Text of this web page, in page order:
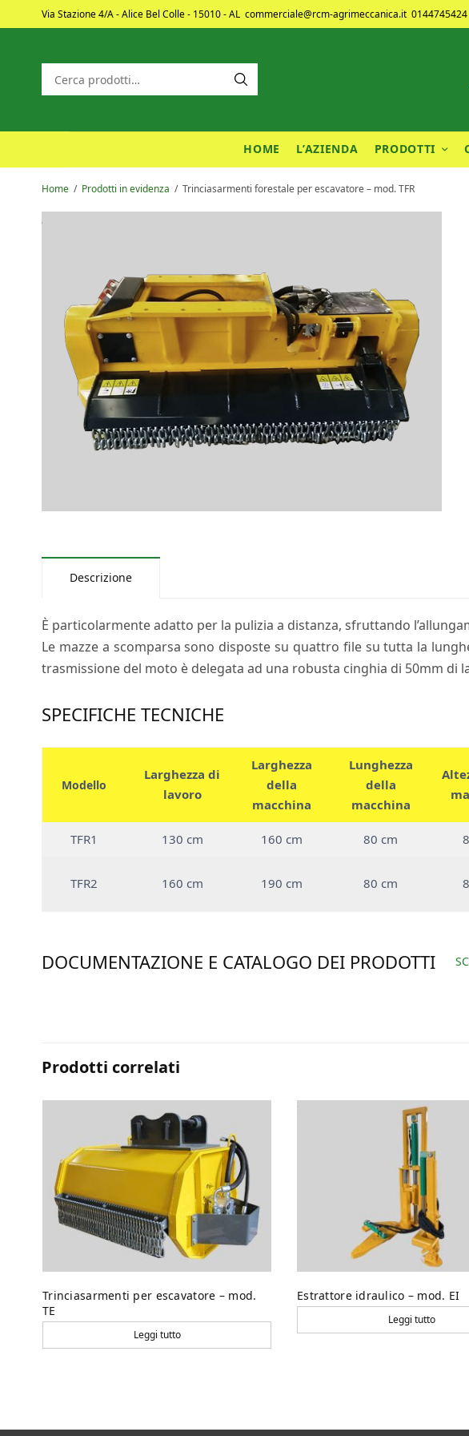
Via Stazione 4/A - Alice Bel Colle - 15010 - AL commerciale@rcm-agrimeccanica.it 0144745424
HOME L’AZIENDA PRODOTTI
Home / Prodotti in evidenza / Trinciasarmenti forestale per escavatore – mod. TFR
Descrizione
È particolarmente adatto per la pulizia a distanza, sfruttando
Le mazze a scomparsa sono disposte su quattro file su tutta la
trasmissione del moto è delegata ad una robusta cinghia di 50mm di
SPECIFICHE TECNICHE
Modello
Larghezza di
lavoro
Larghezza
della
macchina
Lunghezza
della
macchina
TFR1 130 cm 160 cm 80 cm
TFR2 160 cm 190 cm 80 cm
DOCUMENTAZIONE E CATALOGO DEI PRODOTTI
Prodotti correlati
Trinciasarmenti per escavatore – mod.
TE
Leggi tutto
Estrattore idraulico – mod. EI
Leggi tutto